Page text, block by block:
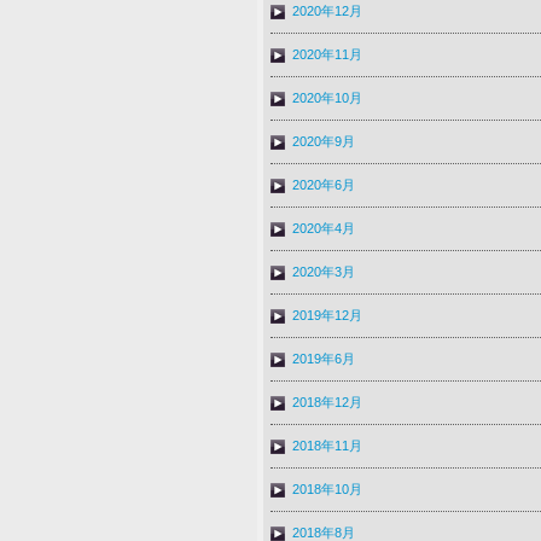
2020年12月
2020年11月
2020年10月
2020年9月
2020年6月
2020年4月
2020年3月
2019年12月
2019年6月
2018年12月
2018年11月
2018年10月
2018年8月